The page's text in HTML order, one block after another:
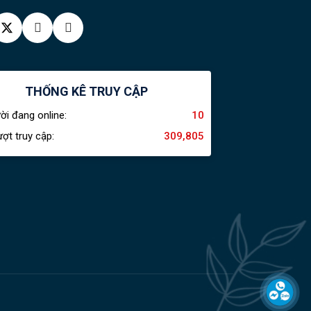
THỐNG KÊ TRUY CẬP
đang online:
10
truy cập:
309,805